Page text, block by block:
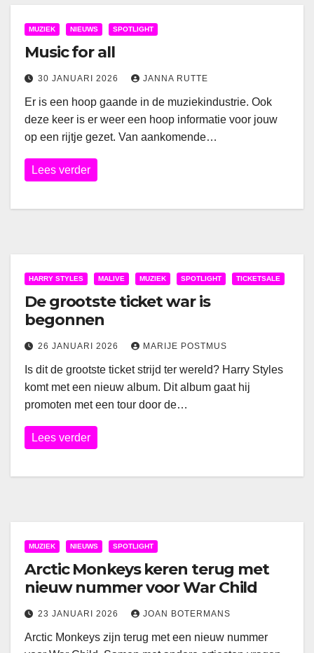
MUZIEK NIEUWS SPOTLIGHT
Music for all
30 JANUARI 2026 JANNA RUTTE
Er is een hoop gaande in de muziekindustrie. Ook
deze keer is er weer een hoop informatie voor jouw
op een rijtje gezet. Van aankomende…
Lees verder
HARRY STYLES MALIVE MUZIEK SPOTLIGHT TICKETSALE
De grootste ticket war is
begonnen
26 JANUARI 2026 MARIJE POSTMUS
Is dit de grootste ticket strijd ter wereld? Harry Styles
komt met een nieuw album. Dit album gaat hij
promoten met een tour door de…
Lees verder
MUZIEK NIEUWS SPOTLIGHT
Arctic Monkeys keren terug met
nieuw nummer voor War Child
23 JANUARI 2026 JOAN BOTERMANS
Arctic Monkeys zijn terug met een nieuw nummer